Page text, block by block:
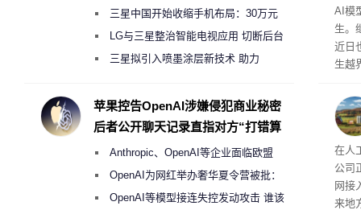
公
AI模
生。
近日
生越
在人
公司
网接
来地
三星中国开始收缩手机布局：30万元
月销售额不达标门店 将被逐步清退
LG与三星整治智能电视应用 切断后台
偷偷共享带宽的违规行为
三星拟引入喷墨涂层新技术 助力
度
苹果控告OpenAI涉嫌侵犯商业秘密
后者公开聊天记录直指对方“打错算
Anthropic、OpenAI等企业面临欧盟
《人工智能法案》全新执法权限审查
OpenAI为网红举办奢华夏令营被批：
2000美元一晚 遭讽“反乌托邦”
OpenAI等模型接连失控发动攻击 谁该